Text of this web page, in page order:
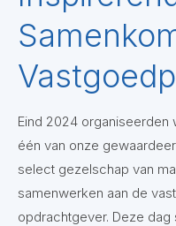
Eind 2024
één van onze
select gezelschap van
samenwerken aan de
opdrachtgever. Deze dag